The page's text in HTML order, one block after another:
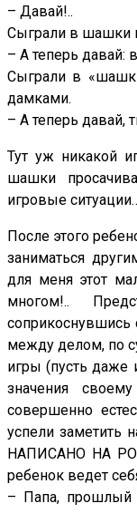
– Давай!..
Сыграли в шашки
– А теперь давай:
Сыграли в
дамками.
– А теперь давай,
Тут уж никакой
шашки
игровые
После этого
заниматься
для меня этот
многом!..
между делом, по
игры (пусть даже
значения
совершенно
успели заметить
НАПИСАНО НА
ребенок ведет
– Папа, прошлый